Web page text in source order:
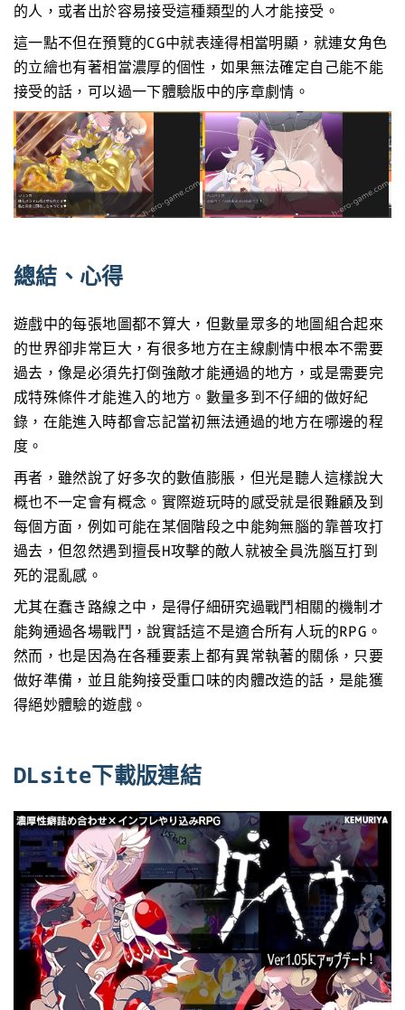
的人，或者出於容易接受這種類型的人才能接受。
這一點不但在預覽的CG中就表達得相當明顯，就連女角色
的立繪也有著相當濃厚的個性，如果無法確定自己能不能
接受的話，可以過一下體驗版中的序章劇情。
總結、心得
遊戲中的每張地圖都不算大，但數量眾多的地圖組合起來
的世界卻非常巨大，有很多地方在主線劇情中根本不需要
過去，像是必須先打倒強敵才能通過的地方，或是需要完
成特殊條件才能進入的地方。數量多到不仔細的做好紀
錄，在能進入時都會忘記當初無法通過的地方在哪邊的程
度。
再者，雖然說了好多次的數值膨脹，但光是聽人這樣說大
概也不一定會有概念。實際遊玩時的感受就是很難顧及到
每個方面，例如可能在某個階段之中能夠無腦的靠普攻打
過去，但忽然遇到擅長H攻擊的敵人就被全員洗腦互打到
死的混亂感。
尤其在蠢き路線之中，是得仔細研究過戰鬥相關的機制才
能夠通過各場戰鬥，說實話這不是適合所有人玩的RPG。
然而，也是因為在各種要素上都有異常執著的關係，只要
做好準備，並且能夠接受重口味的肉體改造的話，是能獲
得絕妙體驗的遊戲。
DLsite下載版連結